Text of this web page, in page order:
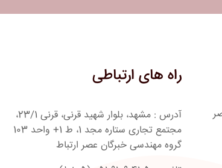
راه های ارتباطی
آدرس : مشهد، بلوار شهید قرنی، قرنی 23/1،
مجتمع تجاری ستاره مجد 1، ط 1+ واحد 103
گروه مهندسی خبرگان عصر ارتباط